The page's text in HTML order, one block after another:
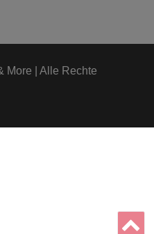
More | Alle Rechte